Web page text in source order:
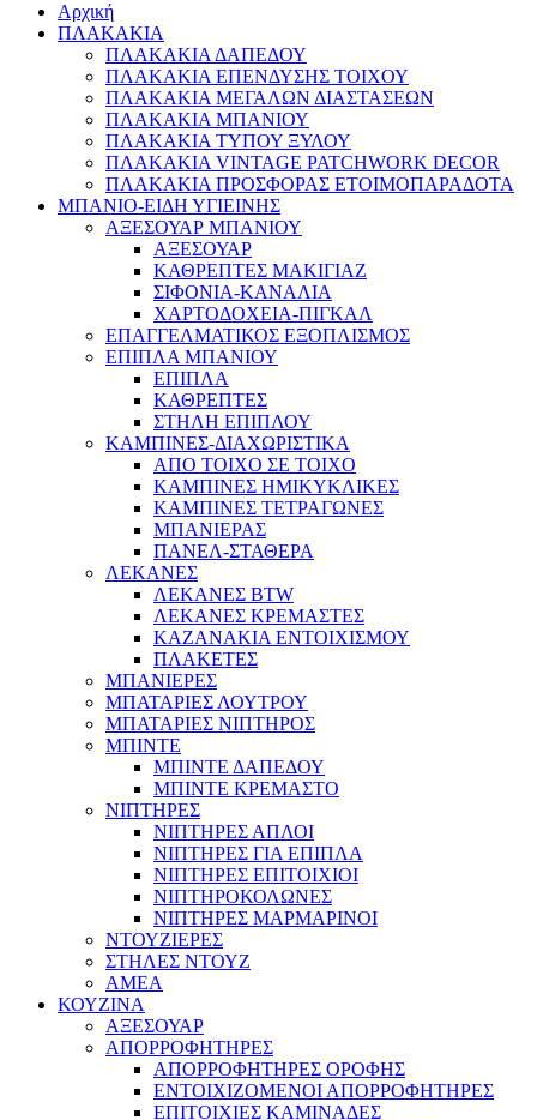
Αρχική
ΠΛΑΚΑΚΙΑ
ΠΛΑΚΑΚΙΑ ΔΑΠΕΔΟΥ
ΠΛΑΚΑΚΙΑ ΕΠΕΝΔΥΣΗΣ ΤΟΙΧΟΥ
ΠΛΑΚΑΚΙΑ ΜΕΓΑΛΩΝ ΔΙΑΣΤΑΣΕΩΝ
ΠΛΑΚΑΚΙΑ ΜΠΑΝΙΟΥ
ΠΛΑΚΑΚΙΑ ΤΥΠΟΥ ΞΥΛΟΥ
ΠΛΑΚΑΚΙΑ VINTAGE PATCHWORK DECOR
ΠΛΑΚΑΚΙΑ ΠΡΟΣΦΟΡΑΣ ΕΤΟΙΜΟΠΑΡΑΔΟΤΑ
ΜΠΑΝΙΟ-ΕΙΔΗ ΥΓΙΕΙΝΗΣ
ΑΞΕΣΟΥΑΡ ΜΠΑΝΙΟΥ
ΑΞΕΣΟΥΑΡ
ΚΑΘΡΕΠΤΕΣ ΜΑΚΙΓΙΑΖ
ΣΙΦΟΝΙΑ-ΚΑΝΑΛΙΑ
ΧΑΡΤΟΔΟΧΕΙΑ-ΠΙΓΚΑΛ
ΕΠΑΓΓΕΛΜΑΤΙΚΟΣ ΕΞΟΠΛΙΣΜΟΣ
ΕΠΙΠΛΑ ΜΠΑΝΙΟΥ
ΕΠΙΠΛΑ
ΚΑΘΡΕΠΤΕΣ
ΣΤΗΛΗ ΕΠΙΠΛΟΥ
ΚΑΜΠΙΝΕΣ-ΔΙΑΧΩΡΙΣΤΙΚΑ
ΑΠΟ ΤΟΙΧΟ ΣΕ ΤΟΙΧΟ
ΚΑΜΠΙΝΕΣ ΗΜΙΚΥΚΛΙΚΕΣ
ΚΑΜΠΙΝΕΣ ΤΕΤΡΑΓΩΝΕΣ
ΜΠΑΝΙΕΡΑΣ
ΠΑΝΕΛ-ΣΤΑΘΕΡΑ
ΛΕΚΑΝΕΣ
ΛΕΚΑΝΕΣ BTW
ΛΕΚΑΝΕΣ ΚΡΕΜΑΣΤΕΣ
ΚΑΖΑΝΑΚΙΑ ΕΝΤΟΙΧΙΣΜΟΥ
ΠΛΑΚΕΤΕΣ
ΜΠΑΝΙΕΡΕΣ
ΜΠΑΤΑΡΙΕΣ ΛΟΥΤΡΟΥ
ΜΠΑΤΑΡΙΕΣ ΝΙΠΤΗΡΟΣ
ΜΠΙΝΤΕ
ΜΠΙΝΤΕ ΔΑΠΕΔΟΥ
ΜΠΙΝΤΕ ΚΡΕΜΑΣΤΟ
ΝΙΠΤΗΡΕΣ
ΝΙΠΤΗΡΕΣ ΑΠΛΟΙ
ΝΙΠΤΗΡΕΣ ΓΙΑ ΕΠΙΠΛΑ
ΝΙΠΤΗΡΕΣ ΕΠΙΤΟΙΧΙΟΙ
ΝΙΠΤΗΡΟΚΟΛΩΝΕΣ
ΝΙΠΤΗΡΕΣ ΜΑΡΜΑΡΙΝΟΙ
ΝΤΟΥΖΙΕΡΕΣ
ΣΤΗΛΕΣ ΝΤΟΥΖ
ΑΜΕΑ
ΚΟΥΖΙΝΑ
ΑΞΕΣΟΥΑΡ
ΑΠΟΡΡΟΦΗΤΗΡΕΣ
ΑΠΟΡΡΟΦΗΤΗΡΕΣ ΟΡΟΦΗΣ
ΕΝΤΟΙΧΙΖΟΜΕΝΟΙ ΑΠΟΡΡΟΦΗΤΗΡΕΣ
ΕΠΙΤΟΙΧΙΕΣ ΚΑΜΙΝΑΔΕΣ